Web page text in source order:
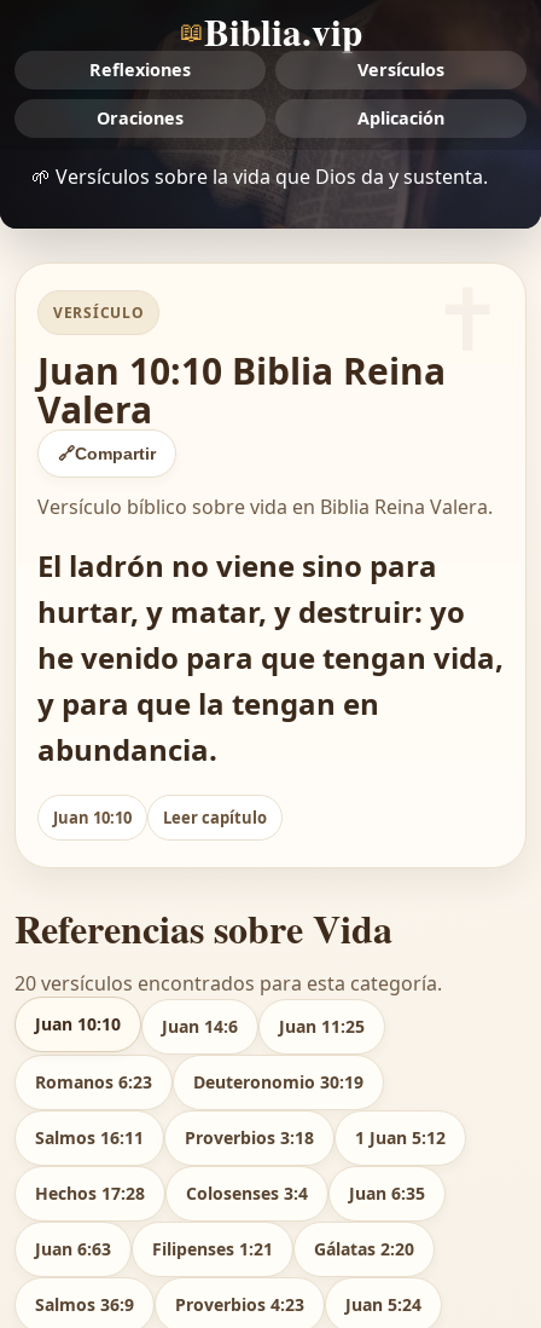
📖Biblia.vip
Reflexiones Versículos
Oraciones Aplicación
🌱 Versículos sobre la vida que Dios da y sustenta.
VERSÍCULO
Juan 10:10 Biblia Reina
Valera
🔗Compartir
Versículo bíblico sobre vida en Biblia Reina Valera.
El ladrón no viene sino para
hurtar, y matar, y destruir: yo
he venido para que tengan vida,
y para que la tengan en
abundancia.
Juan 10:10 Leer capítulo
Referencias sobre Vida
20 versículos encontrados para esta categoría.
Juan 10:10 Juan 14:6 Juan 11:25
Romanos 6:23 Deuteronomio 30:19
Salmos 16:11 Proverbios 3:18 1 Juan 5:12
Hechos 17:28 Colosenses 3:4 Juan 6:35
Juan 6:63 Filipenses 1:21 Gálatas 2:20
Salmos 36:9 Proverbios 4:23 Juan 5:24